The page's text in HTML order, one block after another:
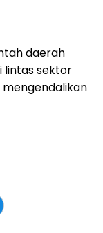
daerah
lintas sektor